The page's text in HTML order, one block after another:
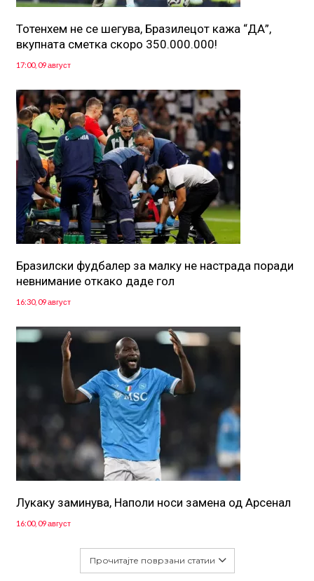
Тотенхем не се шегува, Бразилецот кажа “ДА”,
вкупната сметка скоро 350.000.000!
17:00, 09 август
Бразилски фудбалер за малку не настрада поради
невнимание откако даде гол
16:30, 09 август
Лукаку заминува, Наполи носи замена од Арсенал
16:00, 09 август
Прочитајте поврзани статии